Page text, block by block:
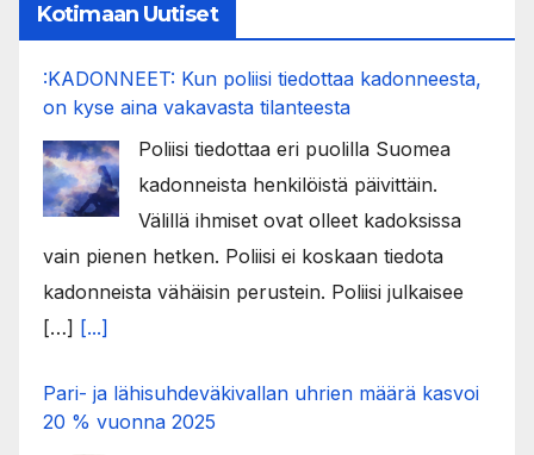
Kotimaan Uutiset
:KADONNEET: Kun poliisi tiedottaa kadonneesta,
on kyse aina vakavasta tilanteesta
Poliisi tiedottaa eri puolilla Suomea
kadonneista henkilöistä päivittäin.
Välillä ihmiset ovat olleet kadoksissa
vain pienen hetken. Poliisi ei koskaan tiedota
kadonneista vähäisin perustein. Poliisi julkaisee
[…] [...]
Pari- ja lähisuhdeväkivallan uhrien määrä kasvoi
20 % vuonna 2025